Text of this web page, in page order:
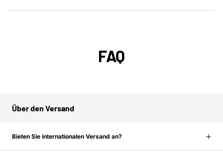
FAQ
Über den Versand
Bieten Sie internationalen Versand an?